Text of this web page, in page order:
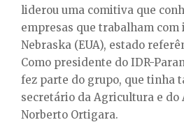
liderou uma comitiva que
empresas que trabalham com
Nebraska (EUA), estado
Como presidente do IDR-
fez parte do grupo, que tinha
secretário da Agricultura e do
Norberto Ortigara.